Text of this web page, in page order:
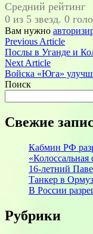
Средний рейтинг
0 из 5 звезд. 0
Вам нужно
Навигация
по
записям
Previous ArticlePrevious
article:
Послы в Уганде и
Next ArticleNext
article:
Войска «Юга»
Поиск
Свежие
Кабмин РФ
16-летний
Танкер в
В России
Рубрики